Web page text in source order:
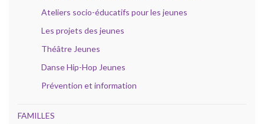
Ateliers socio-éducatifs pour les jeunes
Les projets des jeunes
Théâtre Jeunes
Danse Hip-Hop Jeunes
Prévention et information
FAMILLES